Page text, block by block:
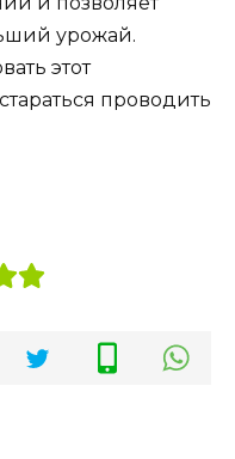
урожай.
этот
проводить